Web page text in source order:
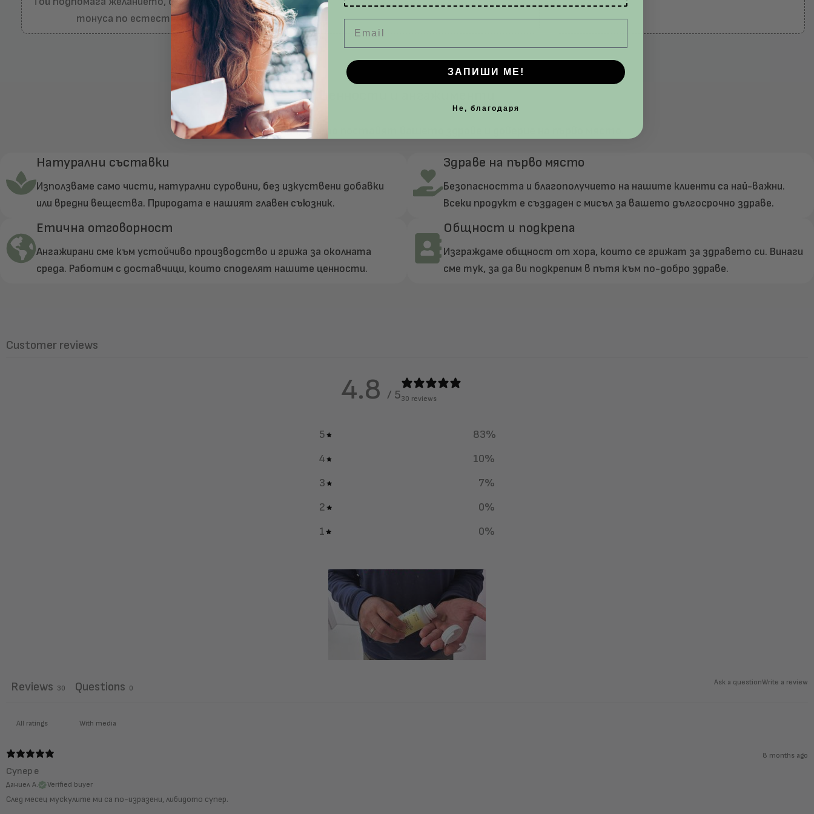
тонуса по естествен начин.
Водени от принципи, които поставят вашето здраве и доверие на първо място.
Натурални съставки
Използваме само чисти, натурални суровини, без изкуствени добавки
или вредни вещества. Природата е нашият главен съюзник.
Здраве на първо място
Безопасността и благополучието на нашите клиенти са най-важни.
Всеки продукт е създаден с мисъл за вашето дългосрочно здраве.
Етична отговорност
Ангажирани сме към устойчиво производство и грижа за околната
среда. Работим с доставчици, които споделят нашите ценности.
Общност и подкрепа
Изграждаме общност от хора, които се грижат за здравето си. Винаги
сме тук, за да ви подкрепим в пътя към по-добро здраве.
Customer reviews
4.8 / 530 reviews
5 83%
4
10%
3
7%
2
0%
1
0%
Ask a questionWrite a review
Reviews 30 Questions 0
With media
8 months ago
Супер е
Даниел А. Verified buyer
След месец мускулите ми са по-изразени, либидото супер.
ЗАПИШИ МЕ!
Не, благодаря